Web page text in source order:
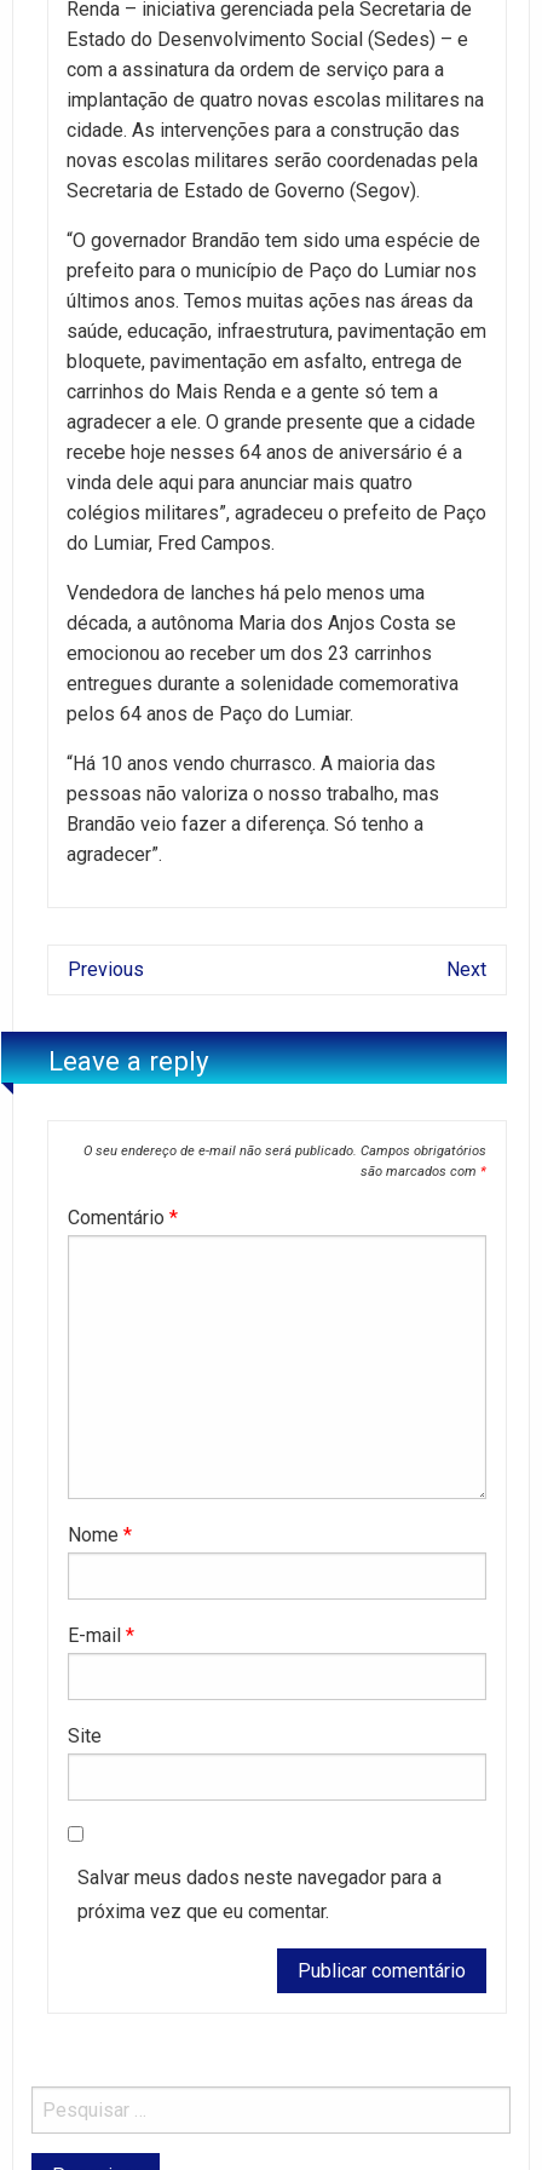
Renda – iniciativa gerenciada pela Secretaria de
Estado do Desenvolvimento Social (Sedes) – e
com a assinatura da ordem de serviço para a
implantação de quatro novas escolas militares na
cidade. As intervenções para a construção das
novas escolas militares serão coordenadas pela
Secretaria de Estado de Governo (Segov).
“O governador Brandão tem sido uma espécie de
prefeito para o município de Paço do Lumiar nos
últimos anos. Temos muitas ações nas áreas da
saúde, educação, infraestrutura, pavimentação em
bloquete, pavimentação em asfalto, entrega de
carrinhos do Mais Renda e a gente só tem a
agradecer a ele. O grande presente que a cidade
recebe hoje nesses 64 anos de aniversário é a
vinda dele aqui para anunciar mais quatro
colégios militares”, agradeceu o prefeito de Paço
do Lumiar, Fred Campos.
Vendedora de lanches há pelo menos uma
década, a autônoma Maria dos Anjos Costa se
emocionou ao receber um dos 23 carrinhos
entregues durante a solenidade comemorativa
pelos 64 anos de Paço do Lumiar.
“Há 10 anos vendo churrasco. A maioria das
pessoas não valoriza o nosso trabalho, mas
Brandão veio fazer a diferença. Só tenho a
agradecer”.
Previous Next
Leave a reply
O seu endereço de e-mail não será publicado. Campos obrigatórios
são marcados com *
Comentário *
Nome *
E-mail *
Site
Salvar meus dados neste navegador para a
próxima vez que eu comentar.